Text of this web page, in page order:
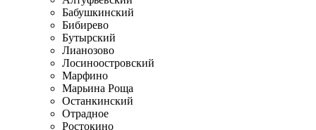
Бабушкинский
Бибирево
Бутырский
Лианозово
Лосиноостровский
Марфино
Марьина Роща
Останкинский
Отрадное
Ростокино